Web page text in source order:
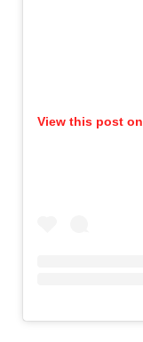
View this post